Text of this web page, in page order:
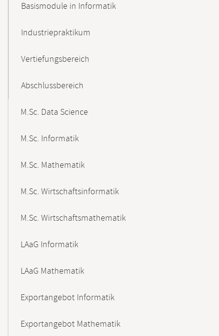
Basismodule in Informatik
Industriepraktikum
Vertiefungsbereich
Abschlussbereich
M.Sc. Data Science
M.Sc. Informatik
M.Sc. Mathematik
M.Sc. Wirtschaftsinformatik
M.Sc. Wirtschaftsmathematik
LAaG Informatik
LAaG Mathematik
Exportangebot Informatik
Exportangebot Mathematik